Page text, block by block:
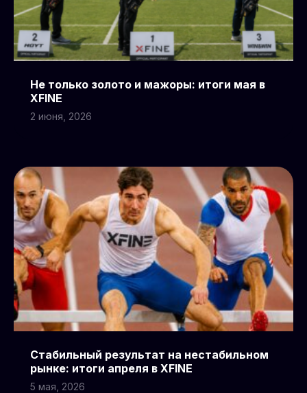
Не только золото и мажоры: итоги мая в
XFINE
2 июня, 2026
Стабильный результат на нестабильном
рынке: итоги апреля в XFINE
5 мая, 2026